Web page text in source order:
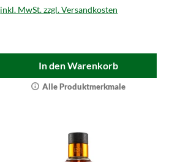
inkl. MwSt. zzgl. Versandkosten
In den Warenkorb
Alle Produktmerkmale